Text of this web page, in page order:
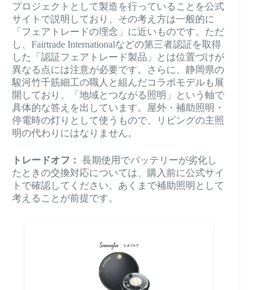
プロジェクトとして製造を行っていることを公式
サイトで説明しており、その考え方は一般的に
「フェアトレードの理念」に近いものです。ただ
し、Fairtrade Internationalなどの第三者認証を取得
した「認証フェアトレード製品」とは位置づけが
異なる点には注意が必要です。さらに、静岡県の
駿河竹千筋細工の職人と組んだコラボモデルも展
開しており、「地域とつながる照明」という軸で
具体的な答えを出しています。屋外・補助照明・
停電時の灯りとして使うもので、リビングの主照
明の代わりにはなりません。
トレードオフ： 長期使用でバッテリーが劣化し
たときの交換対応については、購入前に公式サイ
トで確認してください。あくまで補助照明として
考えることが前提です。